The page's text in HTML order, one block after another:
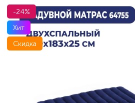
-24%
Хит
Скидка